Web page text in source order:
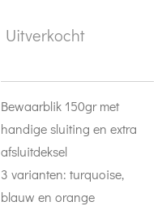
Uitverkocht
Bewaarblik 150gr met
handige sluiting en extra
afsluitdeksel
3 varianten: turquoise,
blauw en orange